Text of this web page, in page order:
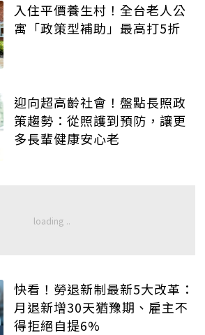
入住平價養生村！全台老人公
寓「政策型補助」最高打5折
迎向超高齡社會！盤點長照政
策趨勢：從照護到預防，讓更
多長輩健康安心老
快看！勞退新制最新5大改革：
月退新增30天猶豫期、雇主不
得拒絕自提6%